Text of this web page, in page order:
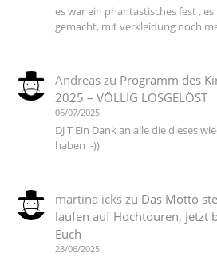
es war ein phantastisches fest ,
gemacht, mit verkleidung noch
Andreaszu Programm des
2025 – VÖLLIG LOSGELÖST
06/07/2025
DJ T Ein Dank an alle die dieses
haben :-))
martina ickszu Das Motto
laufen auf Hochtouren, jetzt
Euch
23/06/2025